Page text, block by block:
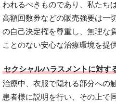
われるべきものであり、私たち
高額回数券などの販売強要は一
の自己決定権を尊重し、無理な
ことのない安心な治療環境を提
セクシャルハラスメントに対す
治療中、衣服で隠れる部分への
患者様に説明を行い、その上で